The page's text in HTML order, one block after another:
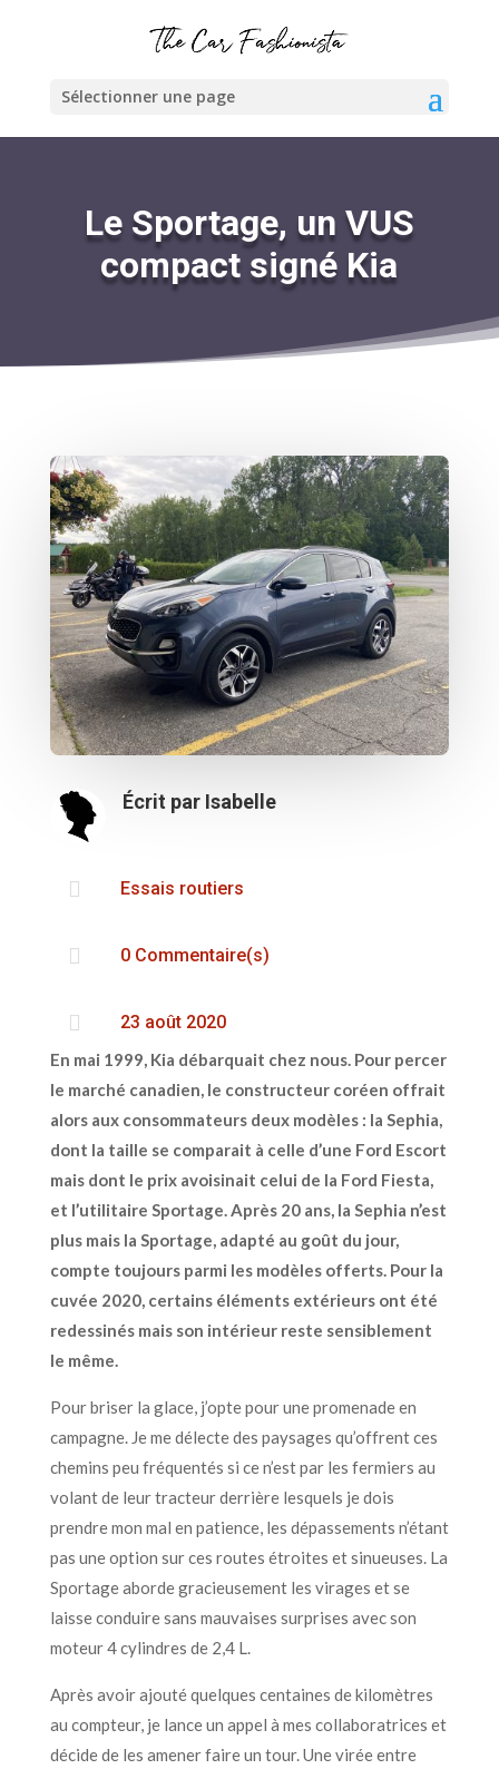
Sélectionner une page
Le Sportage, un VUS
compact signé Kia
Écrit par Isabelle
 Essais routiers
 0 Commentaire(s)
 23 août 2020
En mai 1999, Kia débarquait chez nous. Pour percer
le marché canadien, le constructeur coréen offrait
alors aux consommateurs deux modèles : la Sephia,
dont la taille se comparait à celle d’une Ford Escort
mais dont le prix avoisinait celui de la Ford Fiesta,
et l’utilitaire Sportage. Après 20 ans, la Sephia n’est
plus mais la Sportage, adapté au goût du jour,
compte toujours parmi les modèles offerts. Pour la
cuvée 2020, certains éléments extérieurs ont été
redessinés mais son intérieur reste sensiblement
le même.
Pour briser la glace, j’opte pour une promenade en
campagne. Je me délecte des paysages qu’offrent ces
chemins peu fréquentés si ce n’est par les fermiers au
volant de leur tracteur derrière lesquels je dois
prendre mon mal en patience, les dépassements n’étant
pas une option sur ces routes étroites et sinueuses. La
Sportage aborde gracieusement les virages et se
laisse conduire sans mauvaises surprises avec son
moteur 4 cylindres de 2,4 L.
Après avoir ajouté quelques centaines de kilomètres
au compteur, je lance un appel à mes collaboratrices et
décide de les amener faire un tour. Une virée entre